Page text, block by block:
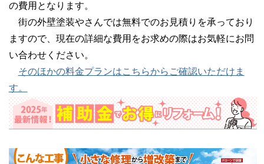
の費用となります。
街の外壁塗装やさんでは無料でのお見積りを承っており
ますので、現在の詳細な費用をお求めの際はお気軽にお問
い合わせください。
そのほかの料金プランはこちらからご確認いただけま
す。